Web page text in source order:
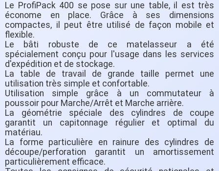
Le ProfiPack 400 se pose sur une table, il est très
économe en place. Grâce à ses dimensions
compactes, il peut être utilisé de façon mobile et
flexible.
Le bâti robuste de ce matelasseur a été
spécialement conçu pour l'usage dans les services
d'expédition et de stockage.
La table de travail de grande taille permet une
utilisation très simple et confortable.
Utilisation simple grâce à un commutateur à
poussoir pour Marche/Arrêt et Marche arrière.
La géométrie spéciale des cylindres de coupe
garantit un capitonnage régulier et optimal du
matériau.
La forme particulière en rainure des cylindres de
découpe/perforation garantit un amortissement
particulièrement efficace.